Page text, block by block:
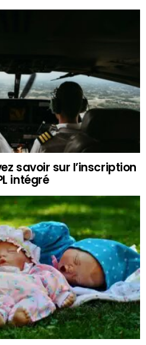
savoir sur l’inscription
intégré